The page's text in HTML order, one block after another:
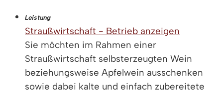
Leistung
Straußwirtschaft - Betrieb anzeigen
Sie möchten im Rahmen einer
Straußwirtschaft selbsterzeugten Wein
beziehungsweise Apfelwein ausschenken
sowie dabei kalte und einfach zubereitete